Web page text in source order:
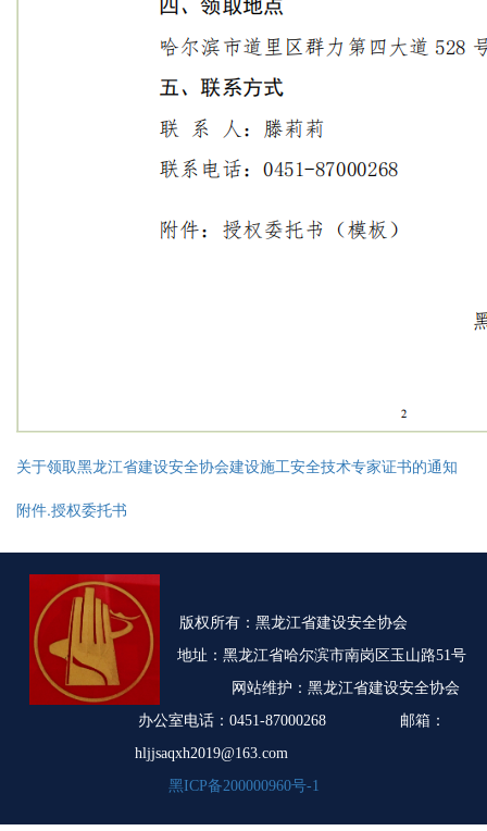
关于领取黑龙江省建设安全协会建设施工安全技术专家证书的通知
附件.授权委托书
版权所有：黑龙江省建设安全协会
地址：黑龙江省哈尔滨市南岗区玉山路51号
网站维护：黑龙江省建设安全协会
办公室电话：0451-87000268 邮箱：
hljjsaqxh2019@163.com
黑ICP备200000960号-1